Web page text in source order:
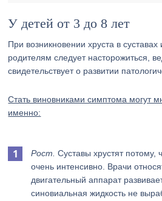
У детей от 3 до 8 лет
При возникновении хруста в
родителям следует насторожиться,
свидетельствует о развитии
Стать виновниками симптома могут
именно:
Рост. Суставы хрустят потому,
очень интенсивно. Врачи
двигательный аппарат
синовиальная жидкость не